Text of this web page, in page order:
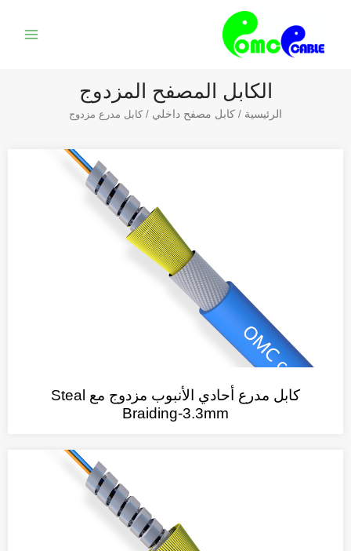
المحتوى
الكابل المصفح المزدوج
الرئيسية / كابل مصفح داخلي / كابل مدرع مزدوج
كابل مدرع أحادي الأنبوب مزدوج مع Steal
Braiding-3.3mm